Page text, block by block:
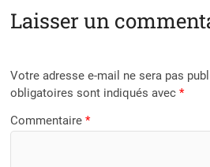
Laisser un
Votre adresse e-mail ne sera pas
obligatoires sont indiqués avec*
Commentaire*